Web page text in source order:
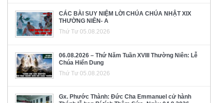
CÁC BÀI SUY NIỆM LỜI CHÚA CHÚA NHẬT XIX
THƯỜNG NIÊN- A
Thứ Tư 05.08.2026
06.08.2026 – Thứ Năm Tuần XVIII Thường Niên: Lễ
Chúa Hiển Dung
Thứ Tư 05.08.2026
Gx. Phước Thành: Đức Cha Emmanuel cử hành